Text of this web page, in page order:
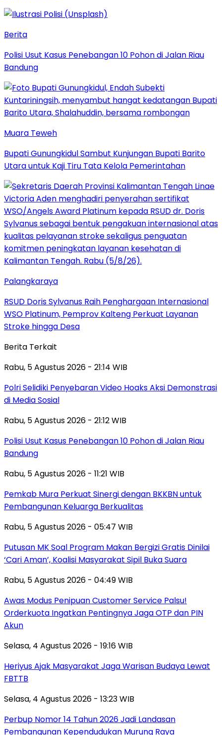
Berita
Polisi Usut Kasus Penebangan 10 Pohon di Jalan Riau
Bandung
Muara Teweh
Bupati Gunungkidul Sambut Kunjungan Bupati Barito
Utara untuk Kaji Tiru Tata Kelola Pemerintahan
Palangkaraya
RSUD Doris Sylvanus Raih Penghargaan Internasional
WSO Platinum, Pemprov Kalteng Perkuat Layanan
Stroke hingga Desa
Berita Terkait
Rabu, 5 Agustus 2026 - 21:14 WIB
Polri Selidiki Penyebaran Video Hoaks Aksi Demonstrasi
di Media Sosial
Rabu, 5 Agustus 2026 - 21:12 WIB
Polisi Usut Kasus Penebangan 10 Pohon di Jalan Riau
Bandung
Rabu, 5 Agustus 2026 - 11:21 WIB
Pemkab Mura Perkuat Sinergi dengan BKKBN untuk
Pembangunan Keluarga Berkualitas
Rabu, 5 Agustus 2026 - 05:47 WIB
Putusan MK Soal Program Makan Bergizi Gratis Dinilai
‘Cari Aman’, Koalisi Masyarakat Sipil Buka Suara
Rabu, 5 Agustus 2026 - 04:49 WIB
Awas Modus Penipuan Customer Service Palsu!
Orderkuota Ingatkan Pentingnya Jaga OTP dan PIN
Akun
Selasa, 4 Agustus 2026 - 19:16 WIB
Heriyus Ajak Masyarakat Jaga Warisan Budaya Lewat
FBTTB
Selasa, 4 Agustus 2026 - 13:23 WIB
Perbup Nomor 14 Tahun 2026 Jadi Landasan
Pembangunan Kependudukan Murung Raya